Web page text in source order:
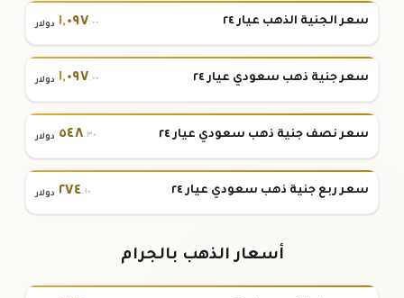
سعر الجنية الذهب عيار ٢٤ ١,٠٩٧.٠٠ دولار
سعر جنية ذهب سعودي عيار ٢٤ ١,٠٩٧.٠٠ دولار
سعر نصف جنية ذهب سعودي عيار ٢٤ ٥٤٨.٣٠ دولار
سعر ربع جنية ذهب سعودي عيار ٢٤ ٢٧٤.١٠ دولار
أسعار الذهب بالجرام